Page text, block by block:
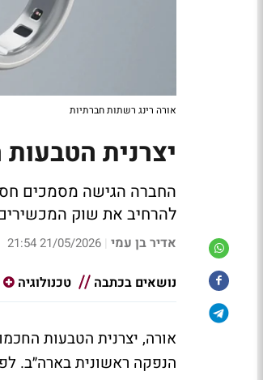
אורה רינג רשתות חברתיות
יצרנית
להרחיב את שוק
אדיר בן עמי |
21/05/2026 21:54
נושאים בכתבה טכנולוגיה
אורה, יצרנית הטבעות
הנפקה ראשונית בארה״ב.